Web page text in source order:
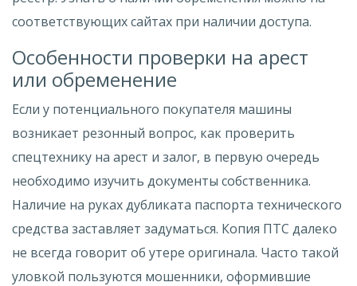
соответствующих сайтах при наличии доступа.
Особенности проверки на арест
или обременение
Если у потенциального покупателя машины
возникает резонный вопрос, как проверить
спецтехнику на арест и залог, в первую очередь
необходимо изучить документы собственника.
Наличие на руках дубликата паспорта технического
средства заставляет задуматься. Копия ПТС далеко
не всегда говорит об утере оригинала. Часто такой
уловкой пользуются мошенники, оформившие